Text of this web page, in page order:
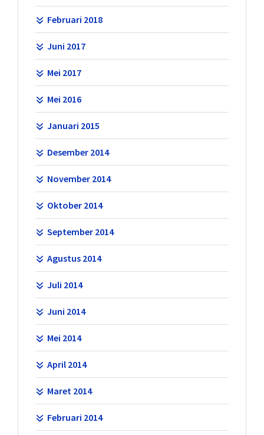
Februari 2018
Juni 2017
Mei 2017
Mei 2016
Januari 2015
Desember 2014
November 2014
Oktober 2014
September 2014
Agustus 2014
Juli 2014
Juni 2014
Mei 2014
April 2014
Maret 2014
Februari 2014